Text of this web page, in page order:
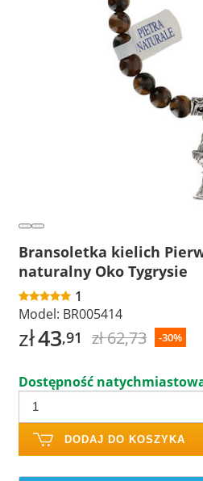
Bransoletka kielich
naturalny Oko Tygrysie
1
Model: BR005414
zł43,91 zł 62,73 -30%
Dostępność
DODAJ DO KOSZYKA